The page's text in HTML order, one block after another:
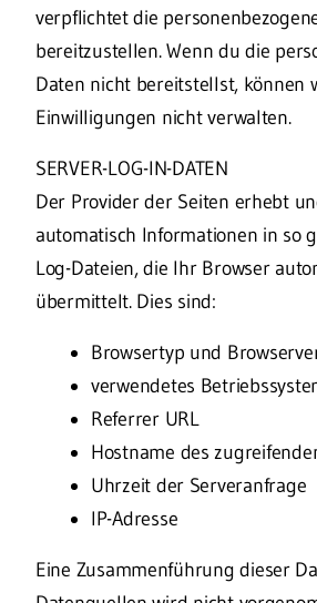
verpflichtet die
bereitzustellen. Wenn du die
Daten nicht bereitstellst, können
Einwilligungen nicht verwalten.
SERVER-LOG-IN-DATEN
Der Provider der Seiten erhebt
automatisch Informationen in so
Log-Dateien, die Ihr Browser
übermittelt. Dies sind:
Browsertyp und
verwendetes
Referrer URL
Hostname des
Uhrzeit der Serveranfrage
IP-Adresse
Eine Zusammenführung dieser